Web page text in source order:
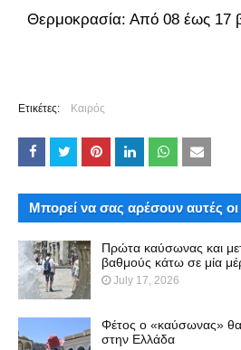
Θερμοκρασία: Από 08 έως 17
Ετικέτες: Καιρός
Μπορεί να σας αρέσουν αυτές οι
Πρώτα καύσωνας και
βαθμούς κάτω σε μία
July 17, 2026
Φέτος ο «καύσωνας»
στην Ελλάδα